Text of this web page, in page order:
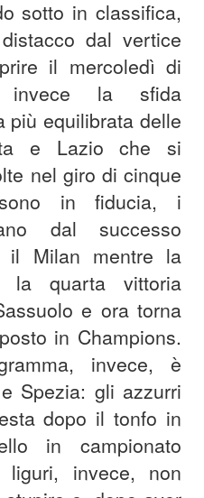
sotto in classifica,
dal vertice
il mercoledì di
la sfida
più equilibrata delle
e Lazio che si
nel giro di cinque
in fiducia, i
dal successo
il Milan mentre la
la quarta vittoria
e ora torna
in Champions.
invece, è
Spezia: gli azzurri
dopo il tonfo in
in campionato
invece, non